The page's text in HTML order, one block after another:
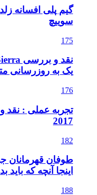
گیم پلی افسانه
سوییچ
175
یک به روزرسانی
176
2017
182
اینجا آنچه که باید
188